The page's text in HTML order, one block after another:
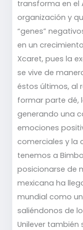
transforma en el
organización y
“genes”
en un
Xcaret, pues la
se vive de
éstos últimos, al
formar parte dé,
generando una
emociones
comerciales y la
tenemos a
posicionarse de
mexicana ha
mundial como
saliéndonos de
Unilever